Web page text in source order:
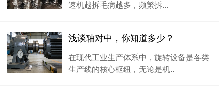
速机越拆毛病越多，频繁拆...
浅谈轴对中，你知道多少？
在现代工业生产体系中，旋转设备是各类
生产线的核心枢纽，无论是机...